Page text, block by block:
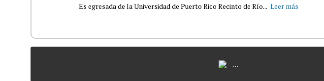
Es egresada de la Universidad de Puerto Rico Recinto de Río... Leer más
...